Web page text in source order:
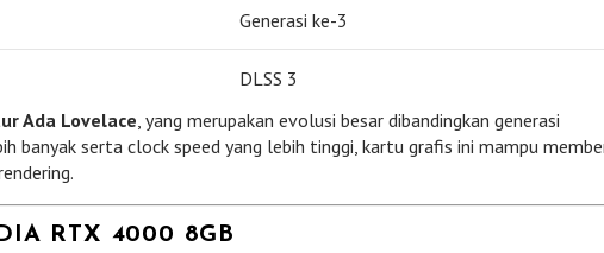
Generasi ke-3
DLSS 3
Ada Lovelace , yang merupakan evolusi besar dibandingkan generasi
banyak serta clock speed yang lebih tinggi, kartu grafis ini mampu
RTX 4000 8GB